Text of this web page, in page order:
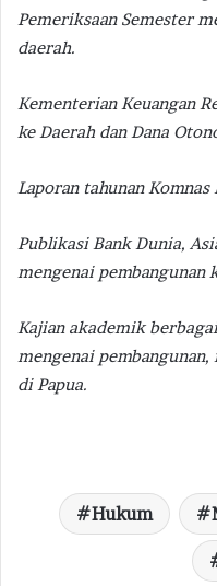
Pemeriksaan Semester
daerah.
Kementerian Keuangan
ke Daerah dan Dana
Laporan tahunan Komnas
Publikasi Bank Dunia,
mengenai pembangunan
Kajian akademik
mengenai
di Papua.
Hukum